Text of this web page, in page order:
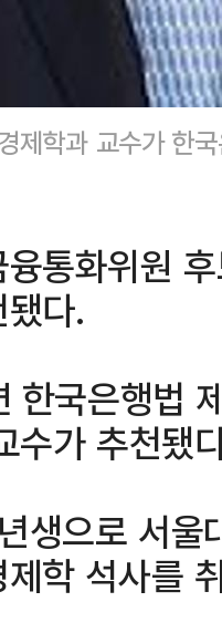
제학과 교수가 한
통화위원
다.
한국은행법
수가 추천됐
생으로 서울
학 석사를